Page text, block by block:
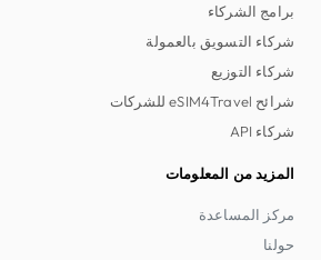
برامج الشركاء
شركاء التسويق بالعمولة
شركاء التوزيع
شرائح eSIM4Travel للشركات
شركاء API
المزيد من المعلومات
مركز المساعدة
حولنا